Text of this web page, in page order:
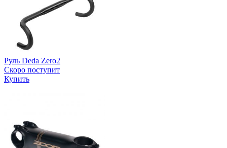
Руль Deda Zero2
Скоро поступит
Купить